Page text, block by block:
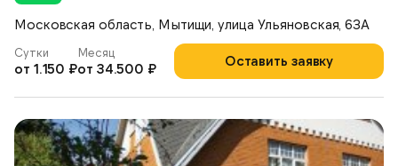
Московская область, Мытищи, улица Ульяновская, 63А
Оставить заявку
Сутки
от 1.150 ₽
Месяц
от 34.500 ₽